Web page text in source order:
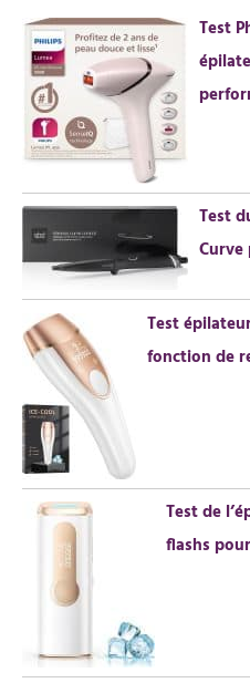
r
Test
Test
Curve
Test
fonction de
Test de
flashs